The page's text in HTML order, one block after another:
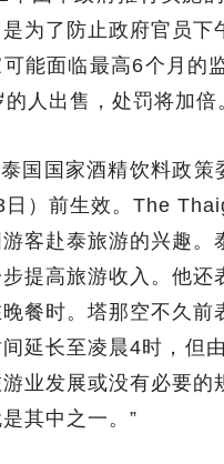
为了防止政府官员下
能面临最高6个月的
的人出售，处罚将加倍
泰国国家酒精饮料政策
日）前生效。The
游客赴泰旅游的兴趣
提高旅游收入。他还
晚餐时。塔那空不久
延长至凌晨4时，但
业发展或没有必要的
其中之一。”